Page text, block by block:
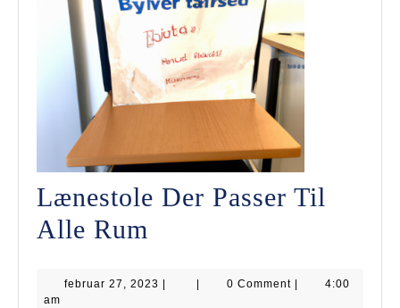
Lænestole Der Passer Til
Alle Rum
Passer
februar 27, 2023 februar
0 Comment
4:00
am